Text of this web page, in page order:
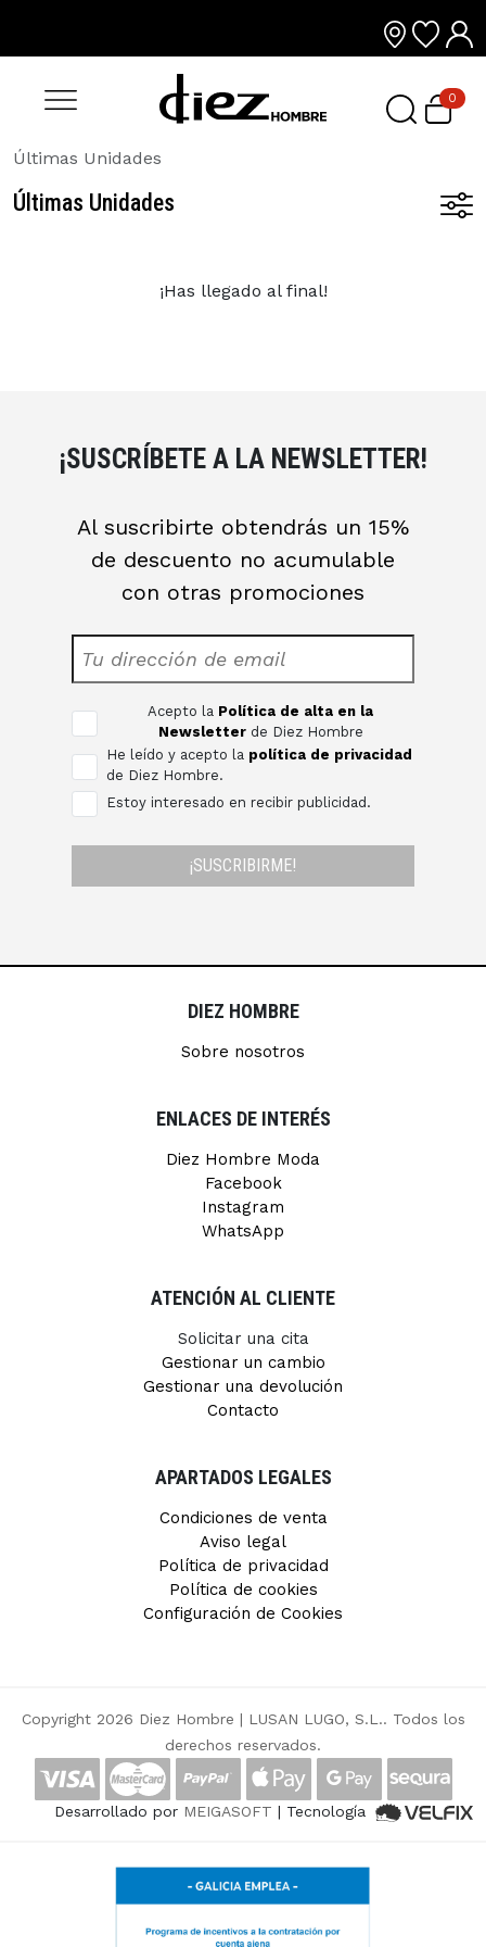
0
Últimas Unidades
Últimas Unidades
¡Has llegado al final!
¡SUSCRÍBETE A LA NEWSLETTER!
Al suscribirte obtendrás un 15%
de descuento no acumulable
con otras promociones
Acepto la Política de alta en la
Newsletter de Diez Hombre
He leído y acepto la política de privacidad
de Diez Hombre.
Estoy interesado en recibir publicidad.
¡SUSCRIBIRME!
DIEZ HOMBRE
Sobre nosotros
ENLACES DE INTERÉS
Diez Hombre Moda
Facebook
Instagram
WhatsApp
ATENCIÓN AL CLIENTE
Solicitar una cita
Gestionar un cambio
Gestionar una devolución
Contacto
APARTADOS LEGALES
Condiciones de venta
Aviso legal
Política de privacidad
Política de cookies
Configuración de Cookies
Copyright 2026 Diez Hombre | LUSAN LUGO, S.L.. Todos los
derechos reservados.
Desarrollado por MEIGASOFT | Tecnología